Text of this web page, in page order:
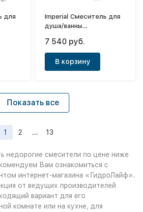
для
Imperial Смеситель для
душа/ванны
встраиваемый (с
внутренней частью) Joy
7 540 руб.
В корзину
Показать все
1 2 ... 13
недорогие смесители по цене ниже
Вам ознакомиться с
интернет-магазина «ГидроЛайф».
от ведущих производителей
вариант для его
комнате или на кухне, для